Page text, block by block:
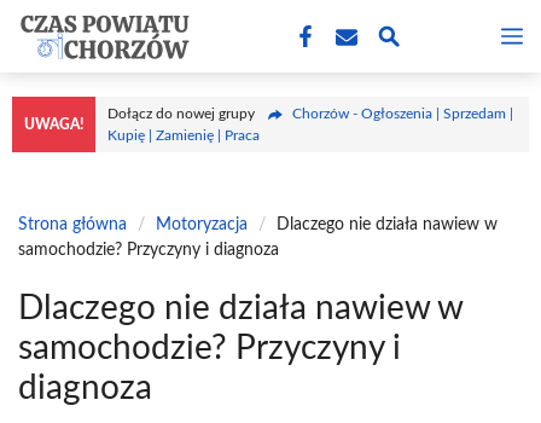
Przejdź
treści
UWAGA!
Dołącz do nowej grupy
Chorzów - Ogłoszenia | Sprzedam |
Kupię | Zamienię | Praca
Strona główna / Motoryzacja /
Dlaczego nie działa nawiew w
samochodzie? Przyczyny i diagnoza
Dlaczego nie działa nawiew w
samochodzie? Przyczyny i
diagnoza